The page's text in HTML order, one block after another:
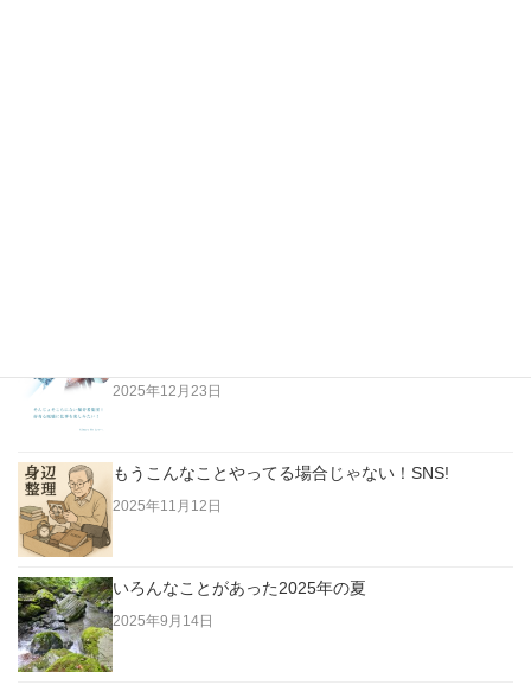
2025年12月23日
もうこんなことやってる場合じゃない！SNS!
2025年11月12日
いろんなことがあった2025年の夏
2025年9月14日